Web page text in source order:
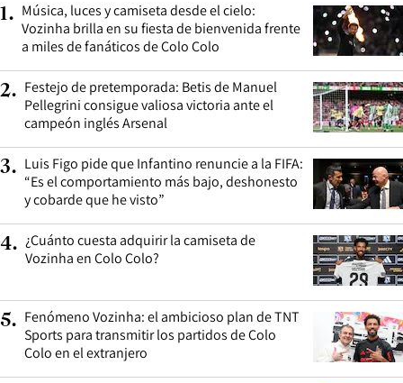
1. Música, luces y camiseta desde el cielo:
Vozinha brilla en su fiesta de bienvenida frente
a miles de fanáticos de Colo Colo
2. Festejo de pretemporada: Betis de Manuel
Pellegrini consigue valiosa victoria ante el
campeón inglés Arsenal
3. Luis Figo pide que Infantino renuncie a la FIFA:
“Es el comportamiento más bajo, deshonesto
y cobarde que he visto”
4. ¿Cuánto cuesta adquirir la camiseta de
Vozinha en Colo Colo?
5. Fenómeno Vozinha: el ambicioso plan de TNT
Sports para transmitir los partidos de Colo
Colo en el extranjero